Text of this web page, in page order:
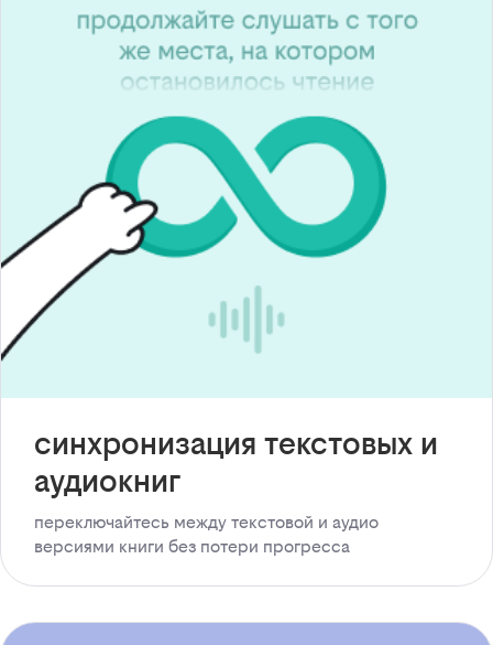
синхронизация текстовых и
аудиокниг
переключайтесь между текстовой и аудио
версиями книги без потери прогресса